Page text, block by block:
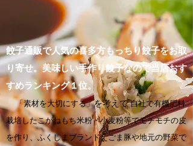
餃子通販で人気の喜多方もっちり餃子をお取
り寄せ。美味しい手作り餃子なので当店おす
すめランキング１位。
「素材を大切にする」を考えて自社で有機肥料
栽培したこがねもち米粉・小麦粉等でモチモチの皮
を作り、ふくしまブランドえごま豚や地元の野菜で